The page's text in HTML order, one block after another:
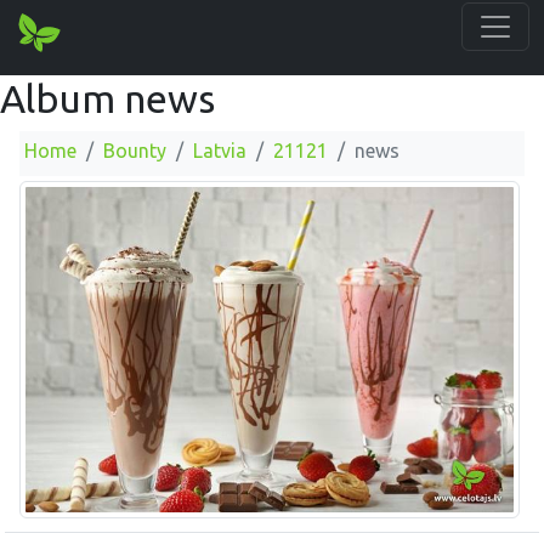
Album news
Home Bounty Latvia 21121 news